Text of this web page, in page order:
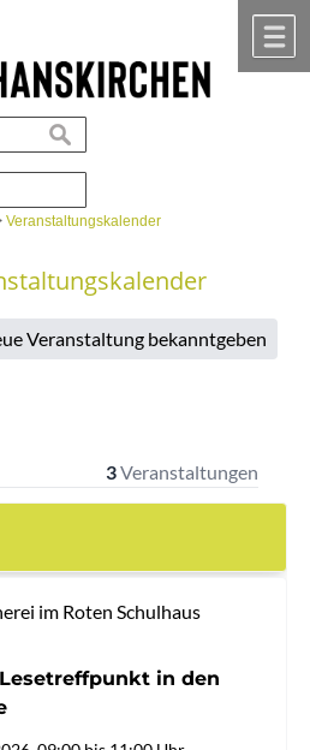
suchen
Veranstaltungskalender